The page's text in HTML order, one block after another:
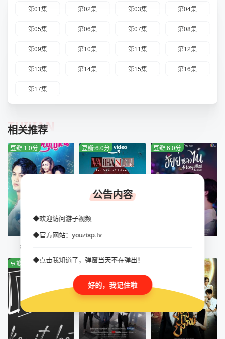
第01集 第02集 第03集 第04集
第05集 第06集 第07集 第08集
第09集 第10集 第11集 第12集
第13集 第14集 第15集 第16集
第17集
相关推荐
TUIJIAN
豆瓣:1.0分
魂穿少女之恋
豆瓣:6.0分 豆瓣:6.0分
豆瓣:7.0分 豆瓣:4.0分
公告内容
◆欢迎访问游子视频
◆官方网站：youzisp.tv
◆点击我知道了，弹窗当天不在弹出！
好的，我记住啦